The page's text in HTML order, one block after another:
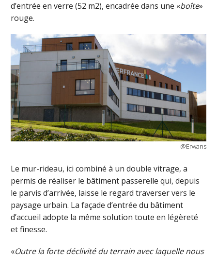
d’entrée en verre (52 m2), encadrée dans une «boîte»
rouge.
@Erwans
Le mur-rideau, ici combiné à un double vitrage, a
permis de réaliser le bâtiment passerelle qui, depuis
le parvis d’arrivée, laisse le regard traverser vers le
paysage urbain. La façade d’entrée du bâtiment
d’accueil adopte la même solution toute en légèreté
et finesse.
«Outre la forte déclivité du terrain avec laquelle nous